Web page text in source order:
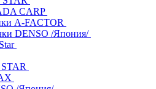
CARP
A-FACTOR
DENSO /Япония/